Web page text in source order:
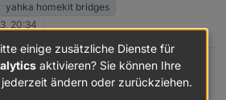
yahka homekit bridges
20:34
updating Debian with
einige zusätzliche Dienste für
aktivieren? Sie können Ihre
ändern oder zurückziehen.